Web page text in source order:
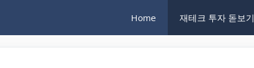
Home 재테크 투자 돋보기